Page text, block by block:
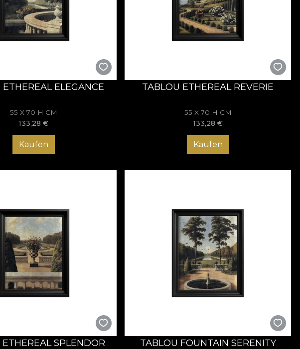
reinterpretată. Ele nu evocă doar un stil — aduc o vibrație regală, o
colecția Versailles și lasă fiecare tablou să spună propria istorie pe
ELEGANCE
55 X 70 H CM
133,28€
Kaufen
TABLOU ETHEREAL REVERIE
55 X 70 H CM
133,28€
Kaufen
SPLENDOR TABLOU FOUNTAIN SERENITY